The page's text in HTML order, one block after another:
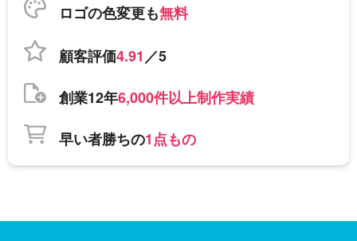
ロゴの色変更も無料
顧客評価4.91／5
創業12年6,000件以上制作実績
早い者勝ちの1点もの